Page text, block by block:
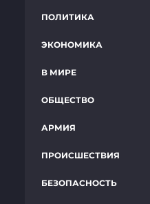
ПОЛИТИКА
ЭКОНОМИКА
В МИРЕ
ОБЩЕСТВО
АРМИЯ
ПРОИСШЕСТВИЯ
БЕЗОПАСНОСТЬ